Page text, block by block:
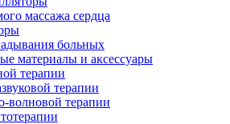
массажа сердца
больных
материалы и аксессуары
терапии
терапии
волновой терапии